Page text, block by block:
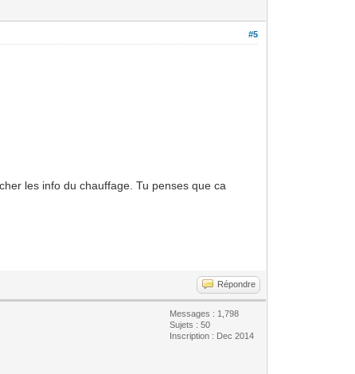
#5
les info du chauffage. Tu penses que ca
Répondre
Messages : 1,798
Sujets : 50
Inscription : Dec 2014